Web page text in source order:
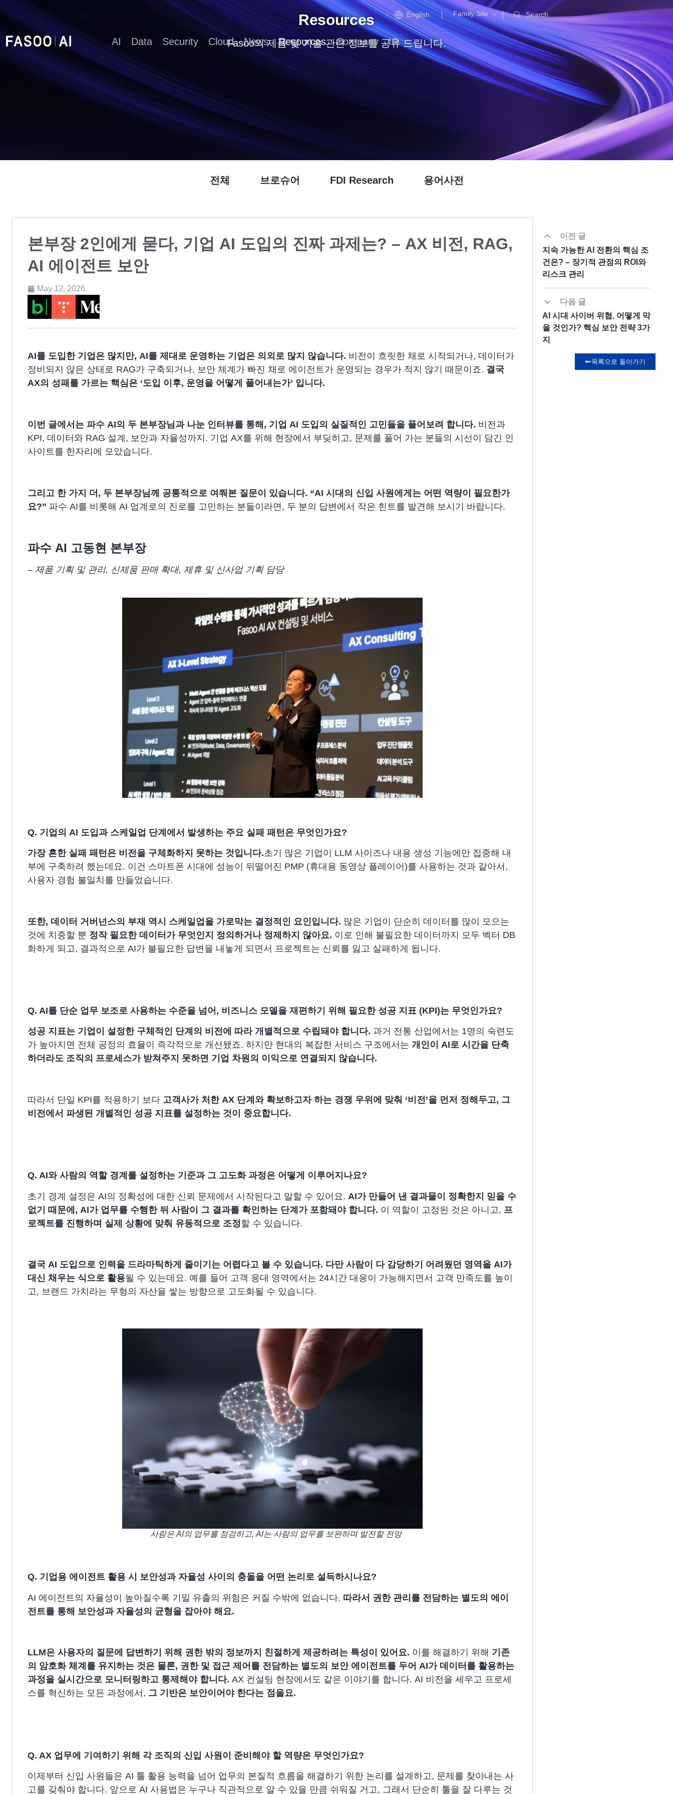
English Family Site Search
AI Data Security Cloud News Resources Company IR
Resources
Fasoo의 제품 및 기술 관련 정보를 공유 드립니다.
전체 브로슈어 FDI Research 용어사전
본부장 2인에게 묻다, 기업 AI 도입의 진짜 과제는? – AX 비전, RAG,
AI 에이전트 보안
May 12, 2026
AI를 도입한 기업은 많지만, AI를 제대로 운영하는 기업은 의외로 많지 않습니다. 비전이 흐릿한 채로 시작되거나, 데이터가
정비되지 않은 상태로 RAG가 구축되거나, 보안 체계가 빠진 채로 에이전트가 운영되는 경우가 적지 않기 때문이죠. 결국
AX의 성패를 가르는 핵심은 ‘도입 이후, 운영을 어떻게 풀어내는가’ 입니다.
이번 글에서는 파수 AI의 두 본부장님과 나눈 인터뷰를 통해, 기업 AI 도입의 실질적인 고민들을 풀어보려 합니다. 비전과
KPI, 데이터와 RAG 설계, 보안과 자율성까지. 기업 AX를 위해 현장에서 부딪히고, 문제를 풀어 가는 분들의 시선이 담긴 인
사이트를 한자리에 모았습니다.
그리고 한 가지 더, 두 본부장님께 공통적으로 여쭤본 질문이 있습니다. “AI 시대의 신입 사원에게는 어떤 역량이 필요한가
요?” 파수 AI를 비롯해 AI 업계로의 진로를 고민하는 분들이라면, 두 분의 답변에서 작은 힌트를 발견해 보시기 바랍니다.
파수 AI 고동현 본부장
– 제품 기획 및 관리, 신제품 판매 확대, 제휴 및 신사업 기획 담당
Q. 기업의 AI 도입과 스케일업 단계에서 발생하는 주요 실패 패턴은 무엇인가요?
가장 흔한 실패 패턴은 비전을 구체화하지 못하는 것입니다.초기 많은 기업이 LLM 사이즈나 내용 생성 기능에만 집중해 내
부에 구축하려 했는데요. 이건 스마트폰 시대에 성능이 뒤떨어진 PMP (휴대용 동영상 플레이어)를 사용하는 것과 같아서,
사용자 경험 불일치를 만들었습니다.
또한, 데이터 거버넌스의 부재 역시 스케일업을 가로막는 결정적인 요인입니다. 많은 기업이 단순히 데이터를 많이 모으는
것에 치중할 뿐 정작 필요한 데이터가 무엇인지 정의하거나 정제하지 않아요. 이로 인해 불필요한 데이터까지 모두 벡터 DB
화하게 되고, 결과적으로 AI가 불필요한 답변을 내놓게 되면서 프로젝트는 신뢰를 잃고 실패하게 됩니다.
Q. AI를 단순 업무 보조로 사용하는 수준을 넘어, 비즈니스 모델을 재편하기 위해 필요한 성공 지표 (KPI)는 무엇인가요?
성공 지표는 기업이 설정한 구체적인 단계의 비전에 따라 개별적으로 수립돼야 합니다. 과거 전통 산업에서는 1명의 숙련도
가 높아지면 전체 공정의 효율이 즉각적으로 개선됐죠. 하지만 현대의 복잡한 서비스 구조에서는 개인이 AI로 시간을 단축
하더라도 조직의 프로세스가 받쳐주지 못하면 기업 차원의 이익으로 연결되지 않습니다.
따라서 단일 KPI를 적용하기 보다 고객사가 처한 AX 단계와 확보하고자 하는 경쟁 우위에 맞춰 ‘비전’을 먼저 정해두고, 그
비전에서 파생된 개별적인 성공 지표를 설정하는 것이 중요합니다.
Q. AI와 사람의 역할 경계를 설정하는 기준과 그 고도화 과정은 어떻게 이루어지나요?
초기 경계 설정은 AI의 정확성에 대한 신뢰 문제에서 시작된다고 말할 수 있어요. AI가 만들어 낸 결과물이 정확한지 믿을 수
없기 때문에, AI가 업무를 수행한 뒤 사람이 그 결과를 확인하는 단계가 포함돼야 합니다. 이 역할이 고정된 것은 아니고, 프
로젝트를 진행하며 실제 상황에 맞춰 유동적으로 조정할 수 있습니다.
결국 AI 도입으로 인력을 드라마틱하게 줄이기는 어렵다고 볼 수 있습니다. 다만 사람이 다 감당하기 어려웠던 영역을 AI가
대신 채우는 식으로 활용될 수 있는데요. 예를 들어 고객 응대 영역에서는 24시간 대응이 가능해지면서 고객 만족도를 높이
고, 브랜드 가치라는 무형의 자산을 쌓는 방향으로 고도화될 수 있습니다.
사람은 AI의 업무를 점검하고, AI는 사람의 업무를 보완하며 발전할 전망
Q. 기업용 에이전트 활용 시 보안성과 자율성 사이의 충돌을 어떤 논리로 설득하시나요?
AI 에이전트의 자율성이 높아질수록 기밀 유출의 위험은 커질 수밖에 없습니다. 따라서 권한 관리를 전담하는 별도의 에이
전트를 통해 보안성과 자율성의 균형을 잡아야 해요.
LLM은 사용자의 질문에 답변하기 위해 권한 밖의 정보까지 친절하게 제공하려는 특성이 있어요. 이를 해결하기 위해 기존
의 암호화 체계를 유지하는 것은 물론, 권한 및 접근 제어를 전담하는 별도의 보안 에이전트를 두어 AI가 데이터를 활용하는
과정을 실시간으로 모니터링하고 통제해야 합니다. AX 컨설팅 현장에서도 같은 이야기를 합니다. AI 비전을 세우고 프로세
스를 혁신하는 모든 과정에서, 그 기반은 보안이어야 한다는 점을요.
Q. AX 업무에 기여하기 위해 각 조직의 신입 사원이 준비해야 할 역량은 무엇인가요?
이제부터 신입 사원들은 AI 툴 활용 능력을 넘어 업무의 본질적 흐름을 해결하기 위한 논리를 설계하고, 문제를 찾아내는 사
고를 갖춰야 합니다. 앞으로 AI 사용법은 누구나 직관적으로 알 수 있을 만큼 쉬워질 거고, 그래서 단순히 툴을 잘 다루는 것
이전 글
지속 가능한 AI 전환의 핵심 조
건은? – 장기적 관점의 ROI와
리스크 관리
다음 글
AI 시대 사이버 위협, 어떻게 막
을 것인가? 핵심 보안 전략 3가
지
목록으로 돌아가기